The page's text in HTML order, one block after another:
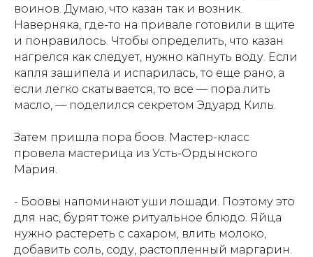
воинов. Думаю, что казан так и возник.
Наверняка, где-то на привале готовили в щите
и понравилось. Чтобы определить, что казан
нагрелся как следует, нужно капнуть воду. Если
капля зашипела и испарилась, то еще рано, а
если легко скатывается, то все — пора лить
масло, — поделился секретом Эдуард Киль.
Затем пришла пора боов. Мастер-класс
провела мастерица из Усть-Ордынского
Мария.
- Боовы напоминают уши лошади. Поэтому это
для нас, бурят тоже ритуальное блюдо. Яйца
нужно растереть с сахаром, влить молоко,
добавить соль, соду, растопленный маргарин.